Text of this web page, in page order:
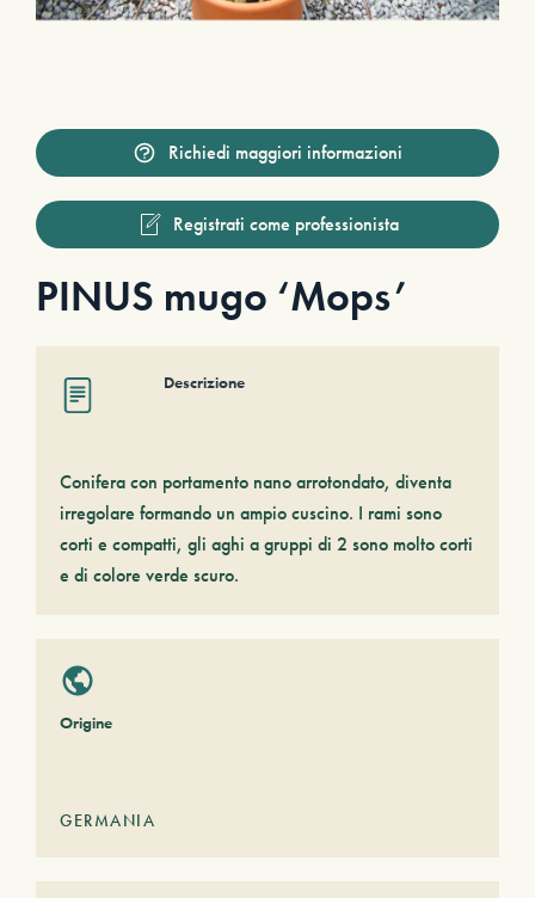
Richiedi maggiori informazioni
Registrati come professionista
PINUS mugo ‘Mops’
Descrizione
Conifera con portamento nano arrotondato, diventa
irregolare formando un ampio cuscino. I rami sono
corti e compatti, gli aghi a gruppi di 2 sono molto corti
e di colore verde scuro.
Origine
GERMANIA